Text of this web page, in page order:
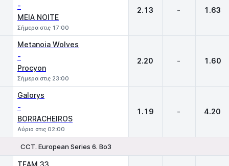
-
MEIA NOITE
Σήμερα στις 17:00
2.13 - 1.63
Metanoia Wolves
-
Procyon
Σήμερα στις 23:00
2.20 - 1.60
Galorys
-
BORRACHEIROS
Αύριο στις 02:00
1.19 - 4.20
CCT. European Series 6. Bo3
TEAM 33